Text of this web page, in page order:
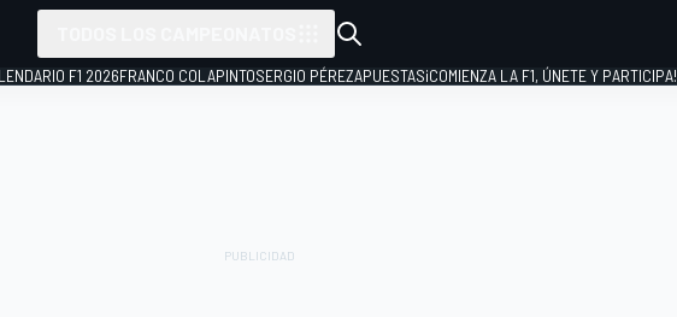
F1 2026FRANCO COLAPINTOSERGIO PÉREZAPUESTAS¡COMIENZA LA F1, ÚNETE Y PARTICIPA!